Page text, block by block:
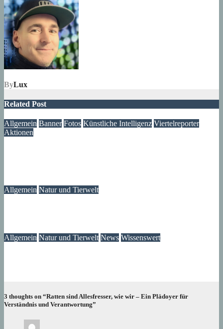
ByLux
Related Post
Allgemein Banner Fotos Künstliche Intelligenz Viertelreporter
Aktionen
Allgemein Natur und Tierwelt
Allgemein Natur und Tierwelt News Wissenswert
3 thoughts on “Ratten sind Allesfresser, wie wir – Ein Plädoyer für
Verständnis und Verantwortung”